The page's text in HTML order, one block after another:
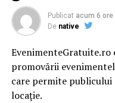
Publicat acum 6 ore
De native
EvenimenteGratuite.ro
promovării
care permite publicului
locație.